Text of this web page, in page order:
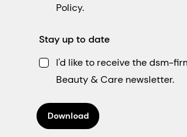
Policy.
Stay up to date
I'd like to receive the dsm-
Beauty & Care newsletter.
Download